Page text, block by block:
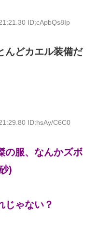
ID:cApbQs8Ip
んどカエル装備だ
ID:hsAy/C6C0
の服、なんかズボ
)
じゃない？